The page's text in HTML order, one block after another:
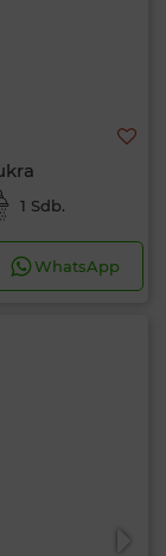
1 Sdb.
WhatsApp